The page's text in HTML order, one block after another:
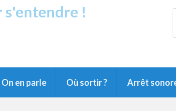
s'entendre !
On en parle Où sortir ? Arrêt